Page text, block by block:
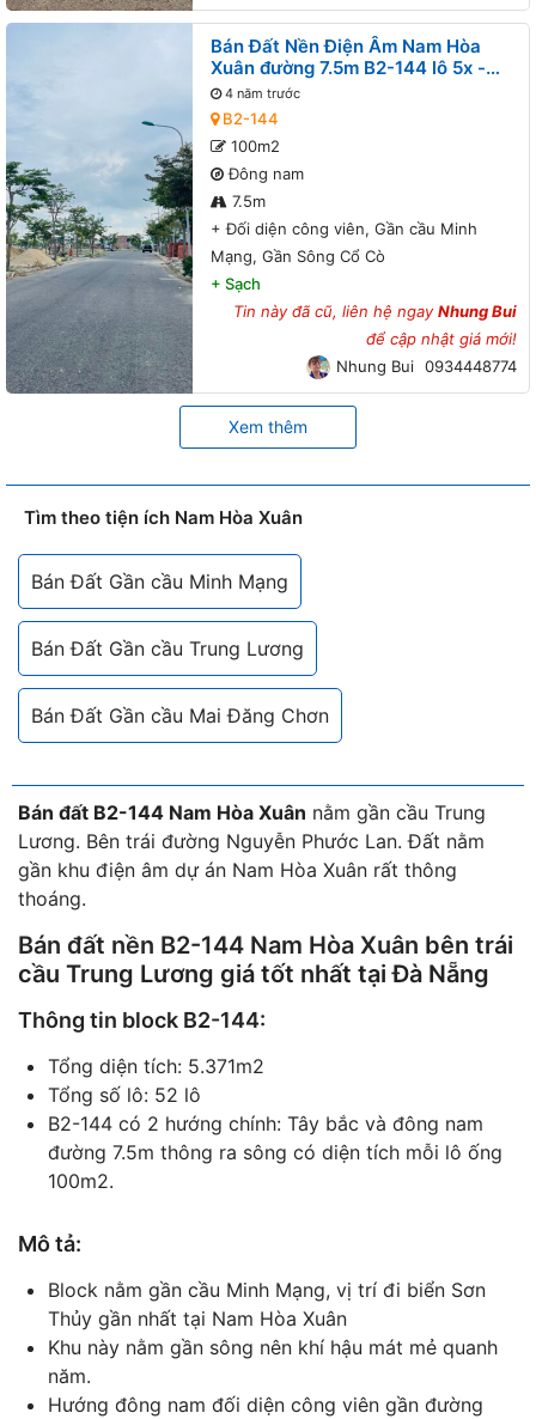
Bán Đất Nền Điện Âm Nam Hòa
Xuân đường 7.5m B2-144 lô 5x -
Đối diện công viên, Gần cầu Minh
Mạng, Gần Sông Cổ Cò
4 năm trước
B2-144
100m2
Đông nam
7.5m
+Đối diện công viên, Gần cầu Minh
Mạng, Gần Sông Cổ Cò
+ Sạch
Tin này đã cũ, liên hệ ngayNhung Bui
để cập nhật giá mới!
Nhung Bui 0934448774
Xem thêm
Tìm theo tiện ích Nam Hòa Xuân
Bán Đất Gần cầu Minh Mạng
Bán Đất Gần cầu Trung Lương
Bán Đất Gần cầu Mai Đăng Chơn
Bán đất B2-144 Nam Hòa Xuân nằm gần cầu Trung
Lương. Bên trái đường Nguyễn Phước Lan. Đất nằm
gần khu điện âm dự án Nam Hòa Xuân rất thông
thoáng.
Bán đất nền B2-144 Nam Hòa Xuân bên trái
cầu Trung Lương giá tốt nhất tại Đà Nẵng
Thông tin block B2-144:
Tổng diện tích: 5.371m2
Tổng số lô: 52 lô
B2-144 có 2 hướng chính: Tây bắc và đông nam
đường 7.5m thông ra sông có diện tích mỗi lô ống
100m2.
Mô tả:
Block nằm gần cầu Minh Mạng, vị trí đi biển Sơn
Thủy gần nhất tại Nam Hòa Xuân
Khu này nằm gần sông nên khí hậu mát mẻ quanh
năm.
Hướng đông nam đối diện công viên gần đường